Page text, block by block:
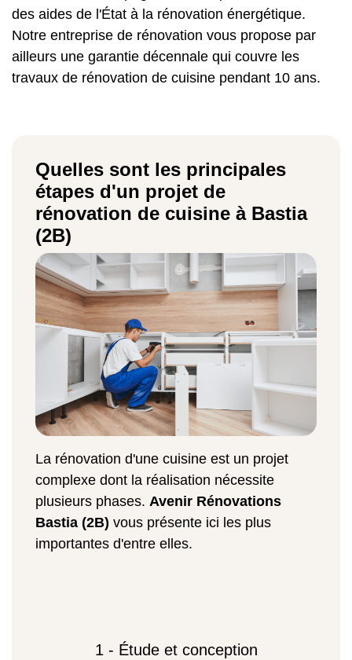
des aides de l'État à la rénovation énergétique.
Notre entreprise de rénovation vous propose par
ailleurs une garantie décennale qui couvre les
travaux de rénovation de cuisine pendant 10 ans.
Quelles sont les principales
étapes d'un projet de
rénovation de cuisine à Bastia
(2B)
La rénovation d'une cuisine est un projet
complexe dont la réalisation nécessite
plusieurs phases. Avenir Rénovations
Bastia (2B) vous présente ici les plus
importantes d'entre elles.
1 - Étude et conception